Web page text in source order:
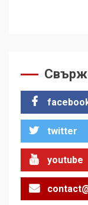
twitter
youtube